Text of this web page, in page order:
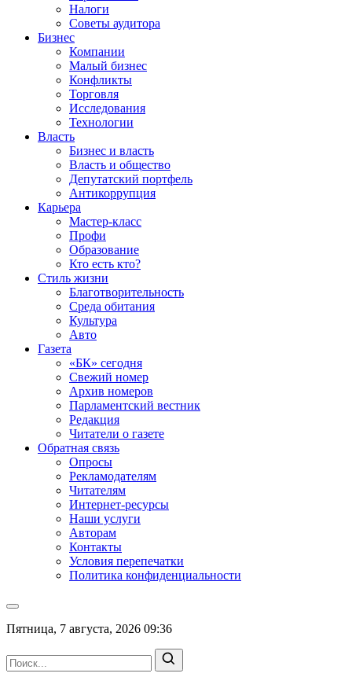
Налоги
Советы аудитора
Бизнес
Компании
Малый бизнес
Конфликты
Торговля
Исследования
Технологии
Власть
Бизнес и власть
Власть и общество
Депутатский портфель
Антикоррупция
Карьера
Мастер-класс
Профи
Образование
Кто есть кто?
Стиль жизни
Благотворительность
Среда обитания
Культура
Авто
Газета
«БК» сегодня
Свежий номер
Архив номеров
Парламентский вестник
Редакция
Читатели о газете
Обратная связь
Опросы
Рекламодателям
Читателям
Интернет-ресурсы
Наши услуги
Авторам
Контакты
Условия перепечатки
Политика конфиденциальности
Пятница, 7 августа, 2026 09:36